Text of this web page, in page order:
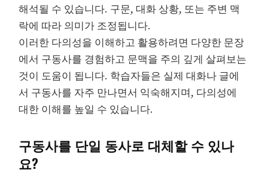
해석될 수 있습니다. 구문, 대화 상황, 또는 주변 맥
락에 따라 의미가 조정됩니다.
이러한 다의성을 이해하고 활용하려면 다양한 문장
에서 구동사를 경험하고 문맥을 주의 깊게 살펴보는
것이 도움이 됩니다. 학습자들은 실제 대화나 글에
서 구동사를 자주 만나면서 익숙해지며, 다의성에
대한 이해를 높일 수 있습니다.
구동사를 단일 동사로 대체할 수 있나
요?